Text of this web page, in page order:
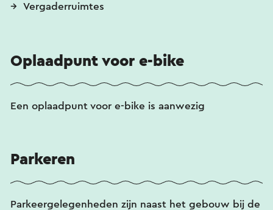
Vergaderruimtes
Oplaadpunt voor e-bike
Een oplaadpunt voor e-bike is aanwezig
Parkeren
Parkeergelegenheden zijn naast het gebouw bij de